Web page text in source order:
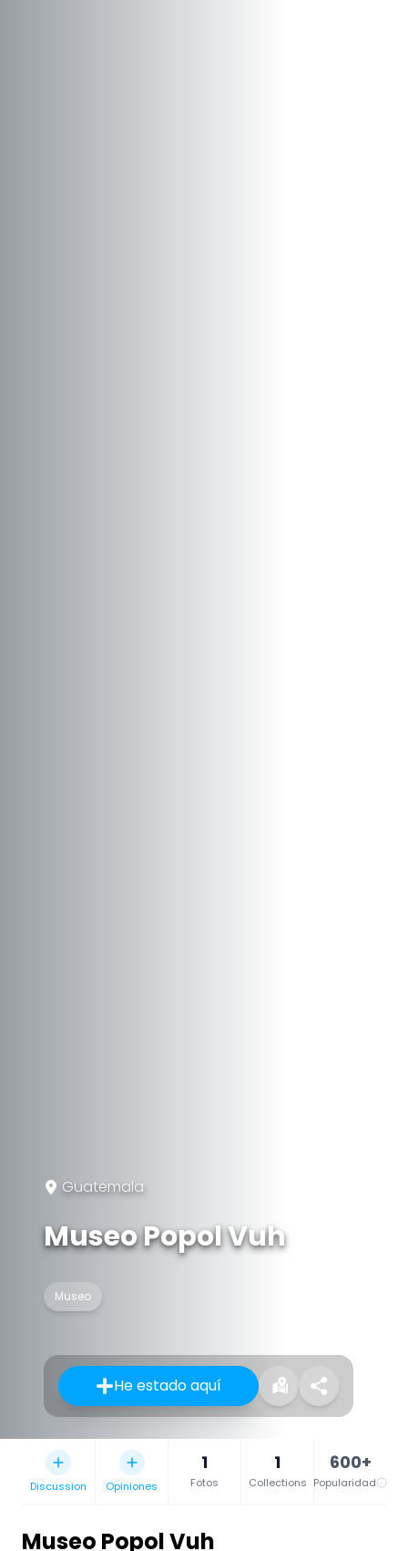
Guatemala
Museo Popol Vuh
Museo
He estado aquí
Discussion Opiniones
1
Fotos
1
Collections
600+
Popularidad
Museo Popol Vuh